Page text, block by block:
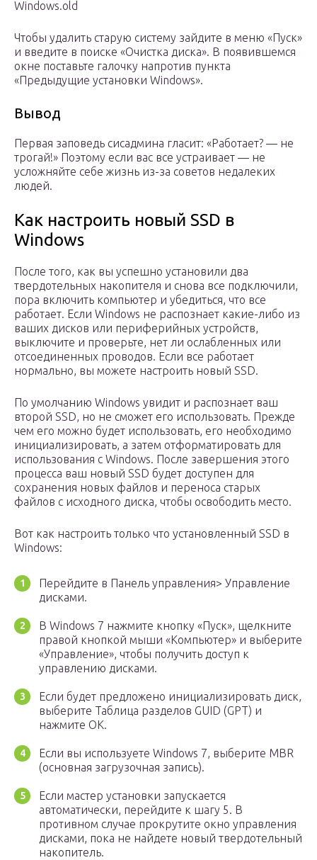
Windows.old
Чтобы удалить старую систему зайдите в меню «Пуск»
и введите в поиске «Очистка диска». В появившемся
окне поставьте галочку напротив пункта
«Предыдущие установки Windows».
Вывод
Первая заповедь сисадмина гласит: «Работает? — не
трогай!» Поэтому если вас все устраивает — не
усложняйте себе жизнь из-за советов недалеких
людей.
Как настроить новый SSD в
Windows
После того, как вы успешно установили два
твердотельных накопителя и снова все подключили,
пора включить компьютер и убедиться, что все
работает. Если Windows не распознает какие-либо из
ваших дисков или периферийных устройств,
выключите и проверьте, нет ли ослабленных или
отсоединенных проводов. Если все работает
нормально, вы можете настроить новый SSD.
По умолчанию Windows увидит и распознает ваш
второй SSD, но не сможет его использовать. Прежде
чем его можно будет использовать, его необходимо
инициализировать, а затем отформатировать для
использования с Windows. После завершения этого
процесса ваш новый SSD будет доступен для
сохранения новых файлов и переноса старых
файлов с исходного диска, чтобы освободить место.
Вот как настроить только что установленный SSD в
Windows:
Перейдите в Панель управления> Управление
дисками.
В Windows 7 нажмите кнопку «Пуск», щелкните
правой кнопкой мыши «Компьютер» и выберите
«Управление», чтобы получить доступ к
управлению дисками.
Если будет предложено инициализировать диск,
выберите Таблица разделов GUID (GPT) и
нажмите OK.
Если вы используете Windows 7, выберите MBR
(основная загрузочная запись).
Если мастер установки запускается
автоматически, перейдите к шагу 5. В
противном случае прокрутите окно управления
дисками, пока не найдете новый твердотельный
накопитель.